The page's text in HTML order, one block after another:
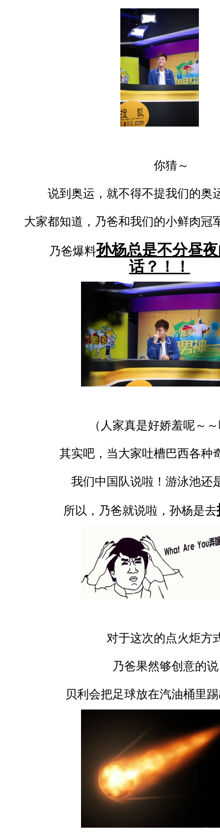
你猜～
说到奥运，就不得不提我们的奥
大家都知道，乃爸和我们的小鲜肉冠
乃爸爆料孙杨总是不分昼
话？！！
（人家真是好娇羞呢～～
其实吧，当大家吐槽巴西各种
我们中国队说啦！游泳池还
所以，乃爸就说啦，孙杨是去
对于这次的点火炬方
乃爸果然够创意的说
贝利会把足球放在汽油桶里踢